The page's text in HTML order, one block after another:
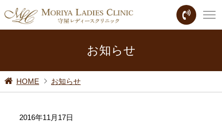
お知らせ
HOME お知らせ
2016年11月17日